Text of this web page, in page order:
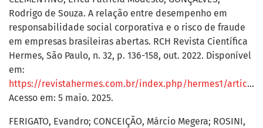
Rodrigo de Souza. A relação entre desempenho em
responsabilidade social corporativa e o risco de fraude
em empresas brasileiras abertas. RCH Revista Científica
Hermes, São Paulo, n. 32, p. 136-158, out. 2022. Disponível
em:
https://revistahermes.com.br/index.php/hermes1/article/view/623/564
Acesso em: 5 maio. 2025.
FERIGATO, Evandro; CONCEIÇÃO, Márcio Megera; ROSINI,